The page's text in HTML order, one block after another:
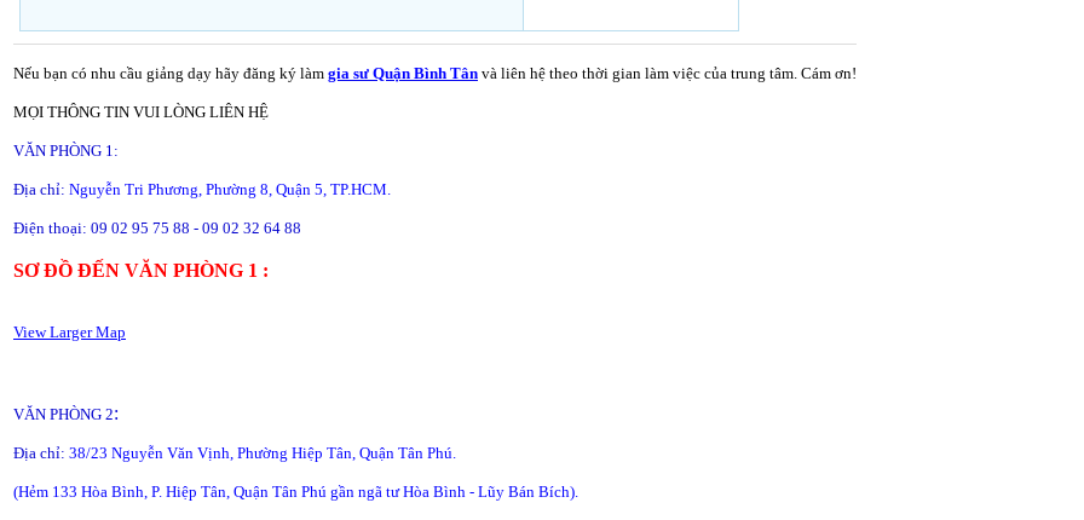
Nếu bạn có nhu cầu giảng dạy hãy đăng ký làm gia sư Quận Bình Tân và liên hệ theo thời gian làm việc của trung tâm. Cám ơn!
MỌI THÔNG TIN VUI LÒNG LIÊN HỆ
VĂN PHÒNG 1:
Địa chỉ: Nguyễn Tri Phương, Phường 8, Quận 5, TP.HCM.
Điện thoại: 09 02 95 75 88 - 09 02 32 64 88
SƠ ĐỒ ĐẾN VĂN PHÒNG 1 :
View Larger Map
VĂN PHÒNG 2:
Địa chỉ: 38/23 Nguyễn Văn Vịnh, Phường Hiệp Tân, Quận Tân Phú.
(Hẻm 133 Hòa Bình, P. Hiệp Tân, Quận Tân Phú gần ngã tư Hòa Bình - Lũy Bán Bích).